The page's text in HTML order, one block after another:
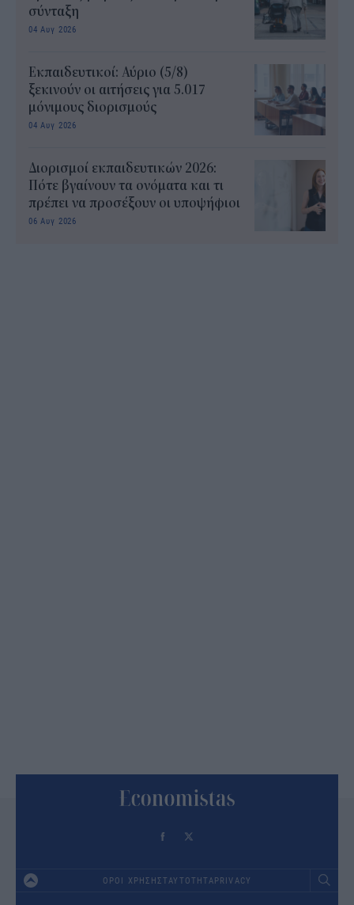
σύνταξη
04 Αυγ 2026
Εκπαιδευτικοί: Αύριο (5/8)
ξεκινούν οι αιτήσεις για 5.017
μόνιμους διορισμούς
04 Αυγ 2026
Διορισμοί εκπαιδευτικών 2026:
Πότε βγαίνουν τα ονόματα και τι
πρέπει να προσέξουν οι υποψήφιοι
06 Αυγ 2026
ΟΡΟΙ ΧΡΗΣΗΣΤΑΥΤΟΤΗΤΑPRIVACY